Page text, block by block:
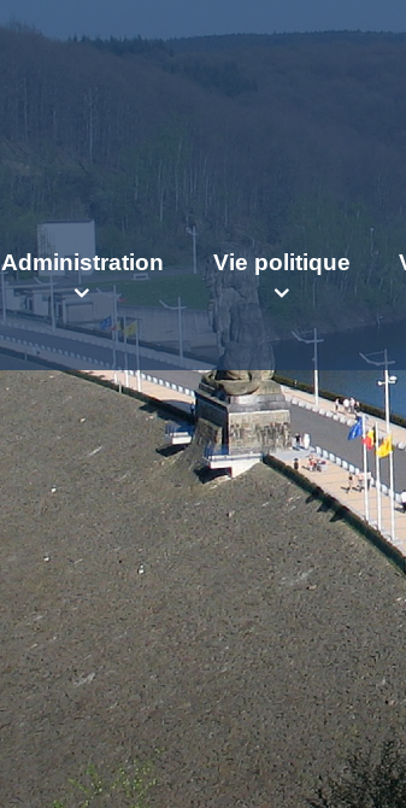
Administration Vie politique